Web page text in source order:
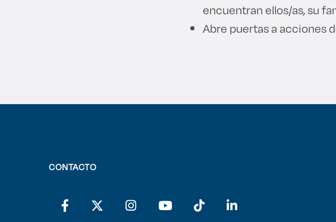
encuentran ellos/as, su
Abre puertas a acciones
CONTACTO